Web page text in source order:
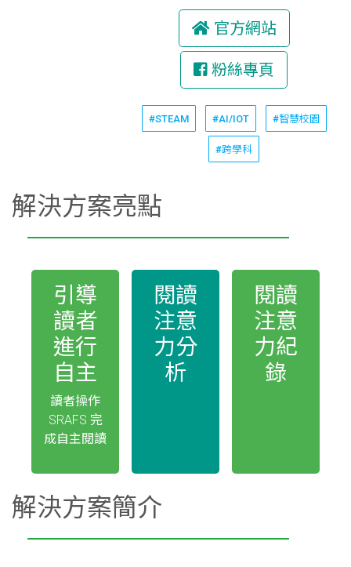
官方網站
粉絲專頁
#STEAM #AI/IOT #智慧校園
#跨學科
解決方案亮點
引導
讀者
進行
自主
讀者操作
SRAFS 完
成自主閱讀
閱讀
注意
力分
析
閱讀
注意
力紀
錄
解決方案簡介